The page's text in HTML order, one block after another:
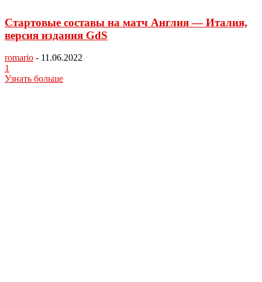
Стартовые составы на матч Англия — Италия,
версия издания GdS
romario - 11.06.2022
1
Узнать больше